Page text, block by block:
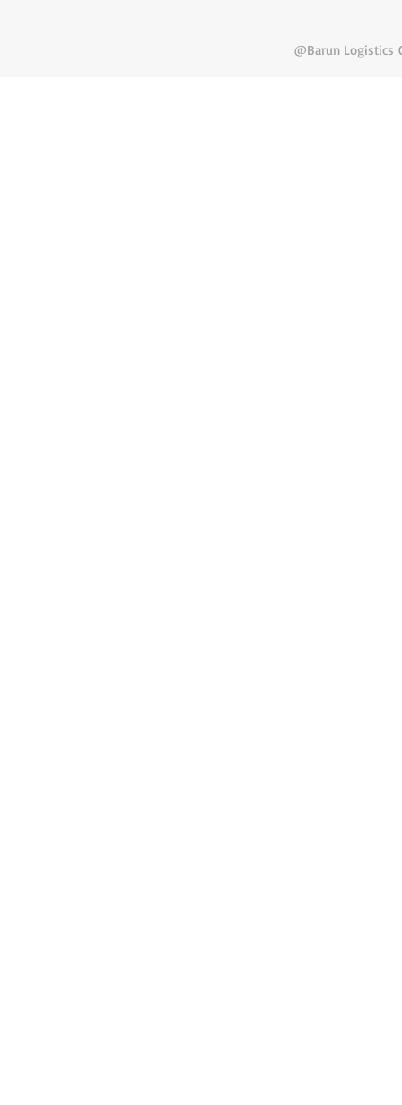
@Barun Logistics